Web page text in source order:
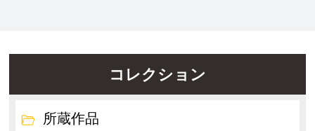
コレクション
所蔵作品